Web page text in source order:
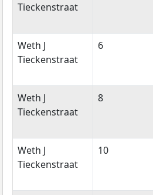
Tieckenstraat
Weth J
Tieckenstraat
6
Weth J
Tieckenstraat
8
Weth J
Tieckenstraat
10